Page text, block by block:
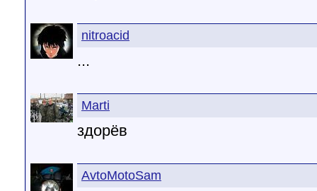
nitroacid
...
Marti
здорёв
AvtoMotoSam